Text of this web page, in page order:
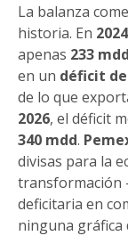
La balanza
historia. En 2024
apenas 233 mdd
en un déficit de
de lo que
2026, el déficit
340 mdd.
divisas para la
transformación
deficitaria en
ninguna gráfica